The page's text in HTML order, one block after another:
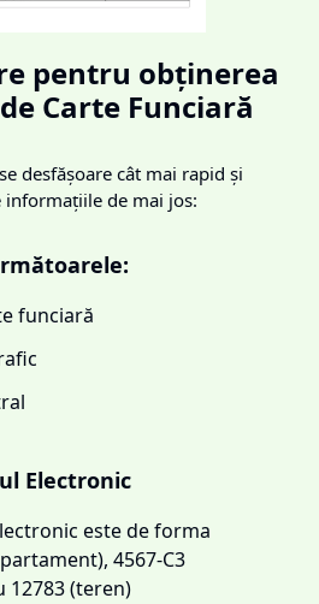
pentru obținerea
Carte Funciară
desfășoare cât mai rapid și
informațiile de mai jos:
funciară
Electronic
este de forma
4567-C3
12783 (teren)